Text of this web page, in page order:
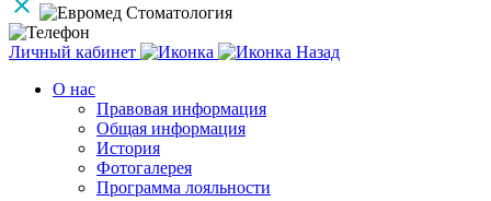
Личный кабинет
Назад
О нас
Правовая информация
Общая информация
История
Фотогалерея
Программа лояльности